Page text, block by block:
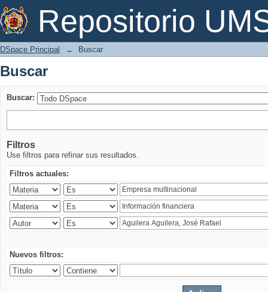
Repositorio
Buscar
DSpace Principal → Buscar
Buscar
Buscar:
Filtros
Use filtros para refinar sus resultados.
Filtros actuales:
Nuevos filtros: